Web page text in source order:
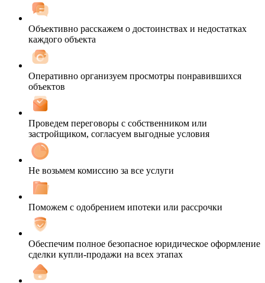
Объективно расскажем о достоинствах и недостатках
каждого объекта
Оперативно организуем просмотры понравившихся
объектов
Проведем переговоры с собственником или
застройщиком, согласуем выгодные условия
Не возьмем комиссию за все услуги
Поможем с одобрением ипотеки или рассрочки
Обеспечим полное безопасное юридическое оформление
сделки купли-продажи на всех этапах